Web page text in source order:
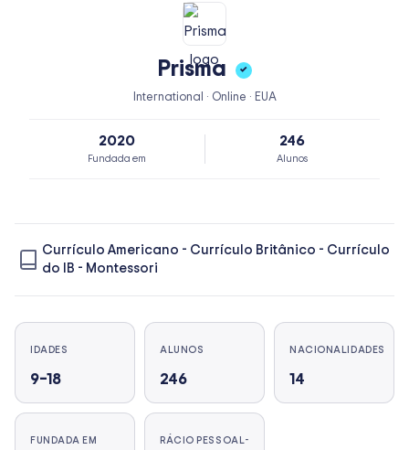
Prisma ✓
International · Online · EUA
2020
Fundada em
246
Alunos
Currículo Americano - Currículo Britânico - Currículo
do IB - Montessori
IDADES
9–18
ALUNOS
246
NACIONALIDADES
14
FUNDADA EM RÁCIO PESSOAL-